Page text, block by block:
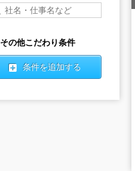
その他こだわり条件
条件を追加する